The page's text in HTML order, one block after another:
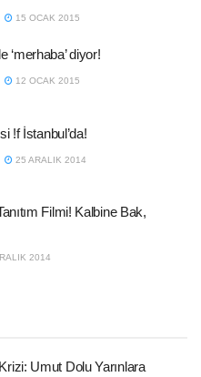
15 OCAK 2015
‘merhaba’ diyor!
12 OCAK 2015
!f İstanbul’da!
25 ARALIK 2014
Filmi! Kalbine Bak,
2014
Umut Dolu Yarınlara